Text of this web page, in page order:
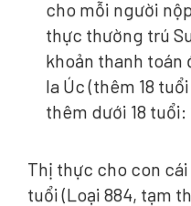
cho mỗi người
thực thường trú
khoản thanh toán
la Úc (thêm 18
thêm dưới 18 tuổi:
Thị thực cho con
tuổi (Loại 884, tạm